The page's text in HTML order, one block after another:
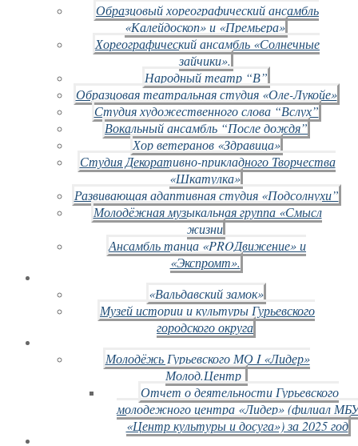
Образцовый хореографический ансамбль
«Калейдоскоп» и «Премьера»
Хореографический ансамбль «Солнечные
зайчики».
Народный театр “В”
Образцовая театральная студия «Оле-Лукойе»
Студия художественного слова “Вслух”
Вокальный ансамбль “После дождя”
Хор ветеранов «Здравица»
Студия Декоративно-прикладного Творчества
«Шкатулка»
Развивающая адаптивная студия «Подсолнухи”
Молодёжная музыкальная группа «Смысл
жизни
Ансамбль танца «PROДвижение» и
«Экспромт».
«Вальдавский замок»
Музей истории и культуры Гурьевского
городского округа
Молодёжь Гурьевского МО I «Лидер»
Молод.Центр
Отчет о деятельности Гурьевского
молодежного центра «Лидер» (филиал
«Центр культуры и досуга») за 2025 год